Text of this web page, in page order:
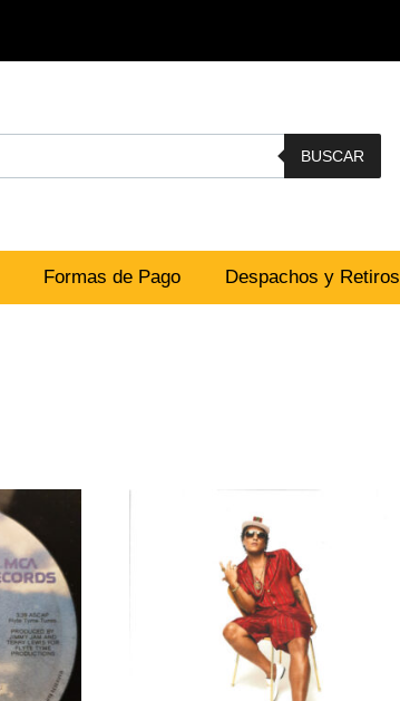
BUSCAR
Formas de Pago Despachos y Retiros